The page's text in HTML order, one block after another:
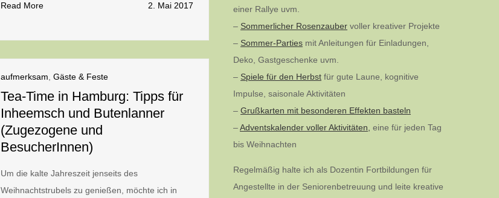
Read More 2. Mai 2017
aufmerksam Gäste & Feste
Tea-Time in Hamburg: Tipps für
Inheemsch und Butenlanner
(Zugezogene und
BesucherInnen)
Um die kalte Jahreszeit jenseits des
Weihnachtstrubels zu genießen, möchte ich in
einer Rallye uvm.
– Sommerlicher Rosenzauber voller kreativer Projekte
– Sommer-Parties mit Anleitungen für Einladungen,
Deko, Gastgeschenke uvm.
– Spiele für den Herbst für gute Laune, kognitive
Impulse, saisonale Aktivitäten
– Grußkarten mit besonderen Effekten basteln
–Adventskalender voller Aktivitäten, eine für jeden Tag
bis Weihnachten
Regelmäßig halte ich als Dozentin Fortbildungen für
Angestellte in der Seniorenbetreuung und leite kreative